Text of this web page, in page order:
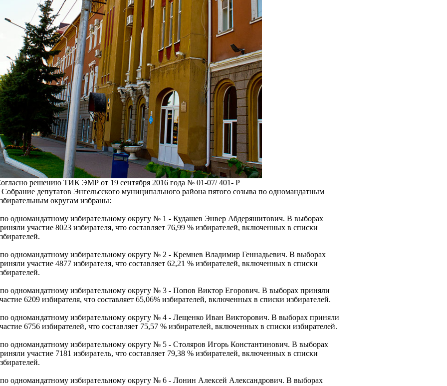
решению ТИК ЭМР от 19 сентября 2016 года № 01-07/ 401- Р
Собрание депутатов Энгельсского муниципального района пятого созыва по одномандатным
округам избраны:
одномандатному избирательному округу № 1 - Кудашев Энвер Абдеряшитович. В выборах
участие 8023 избирателя, что составляет 76,99 % избирателей, включенных в списки
одномандатному избирательному округу № 2 - Кремнев Владимир Геннадьевич. В выборах
участие 4877 избирателя, что составляет 62,21 % избирателей, включенных в списки
одномандатному избирательному округу № 3 - Попов Виктор Егорович. В выборах приняли
6209 избирателя, что составляет 65,06% избирателей, включенных в списки избирателей.
одномандатному избирательному округу № 4 - Лещенко Иван Викторович. В выборах приняли
6756 избирателей, что составляет 75,57 % избирателей, включенных в списки избирателей.
одномандатному избирательному округу № 5 - Столяров Игорь Константинович. В выборах
участие 7181 избиратель, что составляет 79,38 % избирателей, включенных в списки
одномандатному избирательному округу № 6 - Лонин Алексей Александрович. В выборах